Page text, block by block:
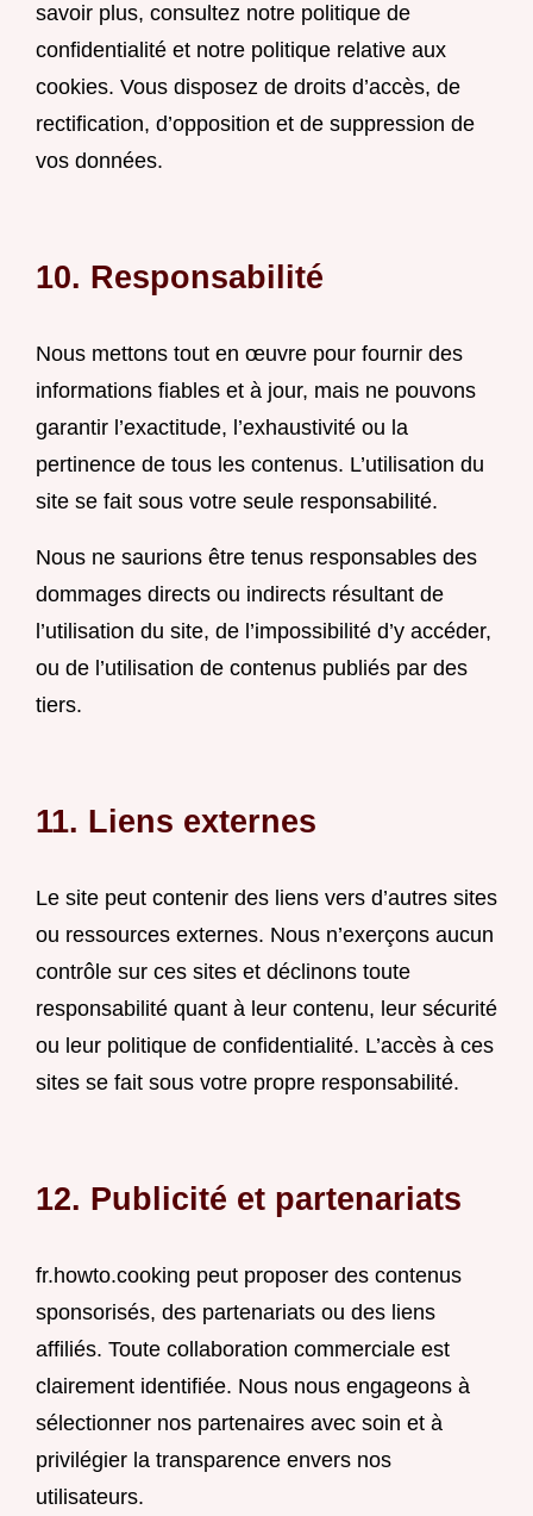
savoir plus, consultez notre politique de
confidentialité et notre politique relative aux
cookies. Vous disposez de droits d’accès, de
rectification, d’opposition et de suppression de
vos données.
10. Responsabilité
Nous mettons tout en œuvre pour fournir des
informations fiables et à jour, mais ne pouvons
garantir l’exactitude, l’exhaustivité ou la
pertinence de tous les contenus. L’utilisation du
site se fait sous votre seule responsabilité.
Nous ne saurions être tenus responsables des
dommages directs ou indirects résultant de
l’utilisation du site, de l’impossibilité d’y accéder,
ou de l’utilisation de contenus publiés par des
tiers.
11. Liens externes
Le site peut contenir des liens vers d’autres sites
ou ressources externes. Nous n’exerçons aucun
contrôle sur ces sites et déclinons toute
responsabilité quant à leur contenu, leur sécurité
ou leur politique de confidentialité. L’accès à ces
sites se fait sous votre propre responsabilité.
12. Publicité et partenariats
fr.howto.cooking peut proposer des contenus
sponsorisés, des partenariats ou des liens
affiliés. Toute collaboration commerciale est
clairement identifiée. Nous nous engageons à
sélectionner nos partenaires avec soin et à
privilégier la transparence envers nos
utilisateurs.